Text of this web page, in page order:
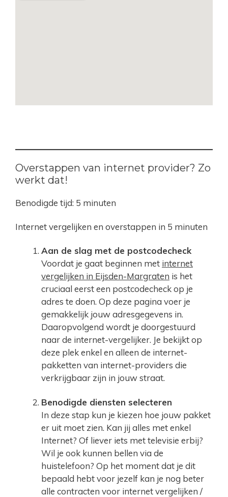
Overstappen van internet provider? Zo
werkt dat!
Benodigde tijd: 5 minuten
Internet vergelijken en overstappen in 5 minuten
Aan de slag met de postcodecheck
Voordat je gaat beginnen met internet
vergelijken in Eijsden-Margraten is het
cruciaal eerst een postcodecheck op je
adres te doen. Op deze pagina voer je
gemakkelijk jouw adresgegevens in.
Daaropvolgend wordt je doorgestuurd
naar de internet-vergelijker. Je bekijkt op
deze plek enkel en alleen de internet-
pakketten van internet-providers die
verkrijgbaar zijn in jouw straat.
Benodigde diensten selecteren
In deze stap kun je kiezen hoe jouw pakket
er uit moet zien. Kan jij alles met enkel
Internet? Of liever iets met televisie erbij?
Wil je ook kunnen bellen via de
huistelefoon? Op het moment dat je dit
bepaald hebt voor jezelf kan je nog beter
alle contracten voor internet vergelijken /